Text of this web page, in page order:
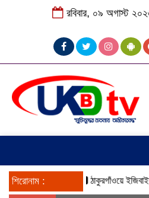
রবিবার, ০৯ অগাস্ট
শিরোনাম : ঠাকুরগাঁওয়ে ইজিবাইক